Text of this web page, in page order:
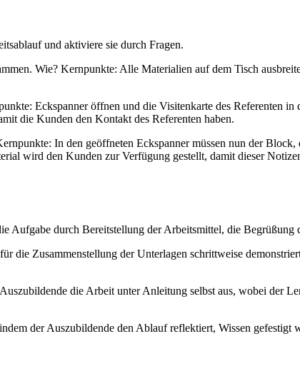
und aktiviere sie durch Fragen.
Wie? Kernpunkte: Alle Materialien auf dem Tisch
Eckspanner öffnen und die Visitenkarte des Referenten
die Kunden den Kontakt des Referenten haben.
In den geöffneten Eckspanner müssen nun der
wird den Kunden zur Verfügung gestellt, damit dieser
Aufgabe durch Bereitstellung der Arbeitsmittel, die
die Zusammenstellung der Unterlagen schrittweise
die Arbeit unter Anleitung selbst aus, wobei der
der Auszubildende den Ablauf reflektiert, Wissen